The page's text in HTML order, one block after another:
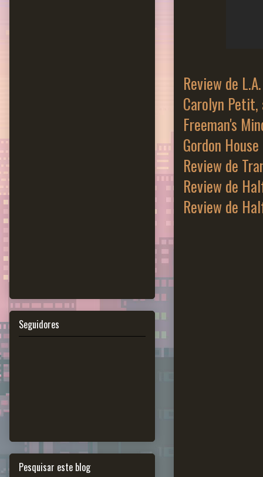
Review de
Carolyn Petit,
Freeman's
Gordon House
Review de
Review de
Review de
Seguidores
Pesquisar este blog